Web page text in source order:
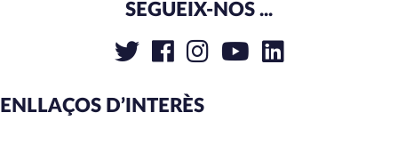
SEGUEIX-NOS ...
ENLLAÇOS D’INTERÈS